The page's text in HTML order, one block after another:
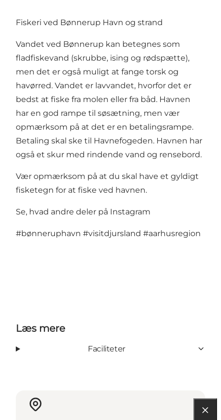
Fiskeri ved Bønnerup Havn og strand
Vandet ved Bønnerup kan betegnes som
fladfiskevand (skrubbe, ising og rødspætte),
men det er også muligt at fange torsk og
havørred. Vandet er lavvandet, hvorfor det er
bedst at fiske fra molen eller fra båd. Havnen
har en god rampe til søsætning, men vær
opmærksom på at det er en betalingsrampe.
Betaling skal ske til Havnefogeden. Havnen har
også et skur med rindende vand og rensebord.
Vær opmærksom på at du skal have et gyldigt
fisketegn for at fiske ved havnen.
Se, hvad andre deler på Instagram
#bønneruphavn #visitdjursland #aarhusregion
Læs mere
Faciliteter